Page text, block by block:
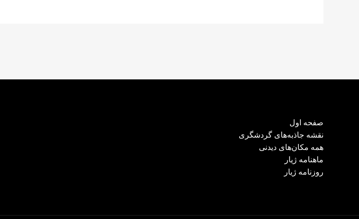
صفحه اول
نقشه جاذبه‌های گردشگری
همه مکان‌های دیدنی
ماهنامه ژیار
روزنامه ژیار